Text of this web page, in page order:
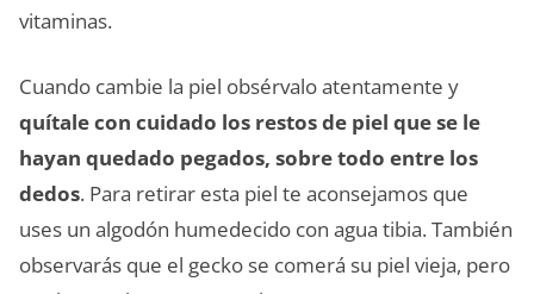
vitaminas.
Cuando cambie la piel obsérvalo atentamente y
quítale con cuidado los restos de piel que se le
hayan quedado pegados, sobre todo entre los
dedos. Para retirar esta piel te aconsejamos que
uses un algodón humedecido con agua tibia. También
observarás que el gecko se comerá su piel vieja, pero